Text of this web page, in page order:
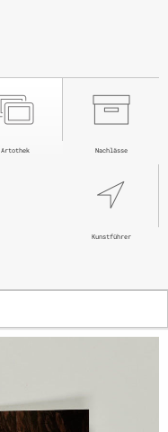
Nachlässe
Artothek
Kunstführer